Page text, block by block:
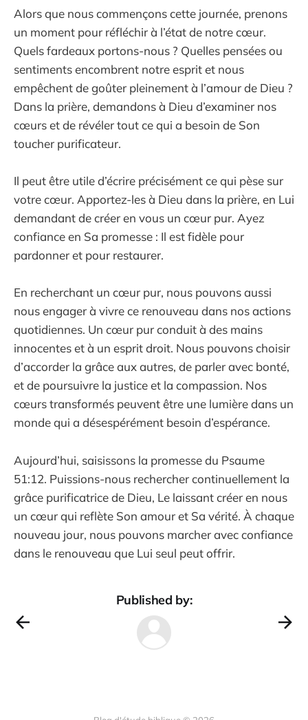
Alors que nous commençons cette journée, prenons
un moment pour réfléchir à l’état de notre cœur.
Quels fardeaux portons-nous ? Quelles pensées ou
sentiments encombrent notre esprit et nous
empêchent de goûter pleinement à l’amour de Dieu ?
Dans la prière, demandons à Dieu d’examiner nos
cœurs et de révéler tout ce qui a besoin de Son
toucher purificateur.
Il peut être utile d’écrire précisément ce qui pèse sur
votre cœur. Apportez-les à Dieu dans la prière, en Lui
demandant de créer en vous un cœur pur. Ayez
confiance en Sa promesse : Il est fidèle pour
pardonner et pour restaurer.
En recherchant un cœur pur, nous pouvons aussi
nous engager à vivre ce renouveau dans nos actions
quotidiennes. Un cœur pur conduit à des mains
innocentes et à un esprit droit. Nous pouvons choisir
d’accorder la grâce aux autres, de parler avec bonté,
et de poursuivre la justice et la compassion. Nos
cœurs transformés peuvent être une lumière dans un
monde qui a désespérément besoin d’espérance.
Aujourd’hui, saisissons la promesse du Psaume
51:12. Puissions-nous rechercher continuellement la
grâce purificatrice de Dieu, Le laissant créer en nous
un cœur qui reflète Son amour et Sa vérité. À chaque
nouveau jour, nous pouvons marcher avec confiance
dans le renouveau que Lui seul peut offrir.
Published by: